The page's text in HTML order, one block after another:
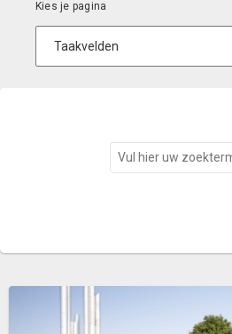
Zoeken